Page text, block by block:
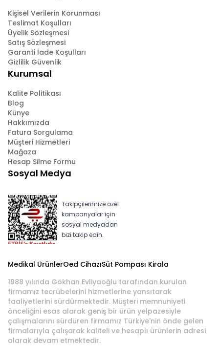
Kişisel Verilerin Korunması
Teslimat Koşulları
Üyelik Sözleşmesi
Satış Sözleşmesi
Garanti İade Koşulları
Gizlilik Güvenlik
Kurumsal
Kalite Politikası
Blog
Künye
Hakkımızda
Fatura Sorgulama
Müşteri Hizmetleri
Mağaza
Hesap Silme Formu
Sosyal Medya
Takipçilerimize özel
kampanyalar için
sosyal medyadan
bizi takip edin.
Medikal ÜrünlerOed CihazıSüt Pompası Kirala
1988 yılında Gökhan Evliyaoğlu tarafından kurulan
firmamız tecrübelerini hizmetlerine yansıtarak
faaliyetlerini sürdürmektedir. Müşteri memnuniyeti
önceliğini esas alarak geniş bir ürün yelpazesiyle
çalışmalarını sürdüren firmamız Türkiye'nin önde gelen
firmalarıyla çalışarak kaliteli ve hesaplı ürünlerin adresi
olarak devam etmektedir.